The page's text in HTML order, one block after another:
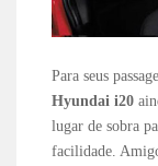
Para seus
Hyundai i20
lugar de sobra
facilidade.